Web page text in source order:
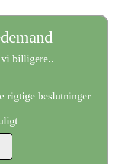
billigere..
rigtige beslutninger